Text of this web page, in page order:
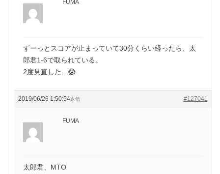
FUMA
ずーっとスコアが止まっていて30分くらい経ったら、太
郎君1-6で取られている。
2度見直した…😱
2019/06/26 1:50:54 #127041
返信
FUMA
太郎君、MTO